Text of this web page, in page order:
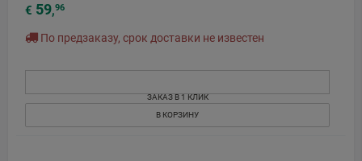
€ 59,96
По предзаказу, срок доставки не известен
ЗАКАЗ В 1 КЛИК
В КОРЗИНУ